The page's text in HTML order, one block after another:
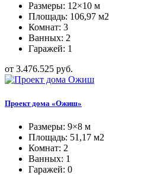
Размеры: 12×10 м
Площадь: 106,97 м2
Комнат: 3
Ванных: 2
Гаражей: 1
от 3.476.525 руб.
Проект дома «Ожиш»
Размеры: 9×8 м
Площадь: 51,17 м2
Комнат: 2
Ванных: 1
Гаражей: 0